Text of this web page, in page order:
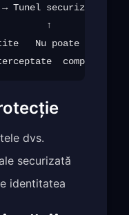
Tunel securizat →
↑
Nu poate fi
dvs.
securizată
identitatea